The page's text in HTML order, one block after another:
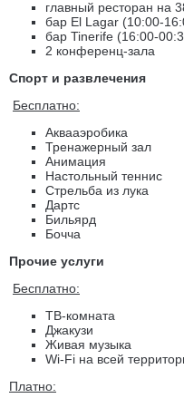
главный ресторан на
бар El Lagar (10:00-
бар Tinerife (16:00-
2 конференц-зала
Спорт и развлечения
Бесплатно:
Аквааэробика
Тренажерный зал
Анимация
Настольный теннис
Стрельба из лука
Дартс
Бильярд
Бочча
Прочие услуги
Бесплатно:
ТВ-комната
Джакузи
Живая музыка
Wi-Fi на всей
Платно: